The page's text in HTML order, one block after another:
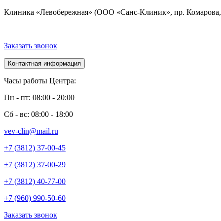
Клиника «Левобережная» (ООО «Санс-Клиник», пр.
Заказать звонок
Контактная информация
Часы работы Центра:
Пн - пт: 08:00 - 20:00
Сб - вс: 08:00 - 18:00
vev-clin@mail.ru
+7 (3812) 37-00-45
+7 (3812) 37-00-29
+7 (3812) 40-77-00
+7 (960) 990-50-60
Заказать звонок